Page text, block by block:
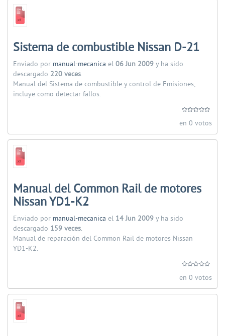
Sistema de combustible Nissan D-21
Enviado por manual-mecanica el 06 Jun 2009 y ha sido
descargado 220 veces.
Manual del Sistema de combustible y control de Emisiones,
incluye como detectar fallos.
en 0 votos
Manual del Common Rail de motores
Nissan YD1-K2
Enviado por manual-mecanica el 14 Jun 2009 y ha sido
descargado 159 veces.
Manual de reparación del Common Rail de motores Nissan
YD1-K2.
en 0 votos